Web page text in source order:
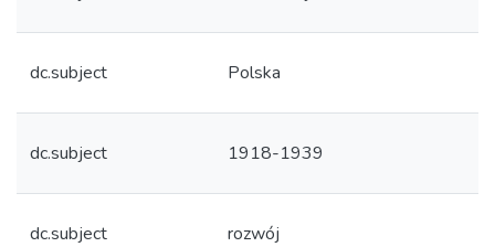
dc.subject Polska
dc.subject 1918-1939
dc.subject rozwój